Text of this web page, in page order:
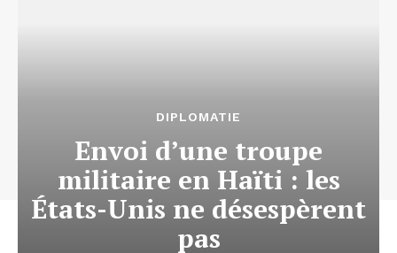
DIPLOMATIE
Envoi d’une troupe
militaire en Haïti : les
États-Unis ne désespèrent
pas